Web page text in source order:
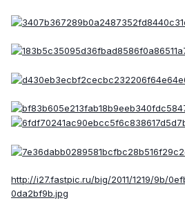
http://i27.fastpic.ru/big/2011/1219/9b/
0da2bf9b.jpg